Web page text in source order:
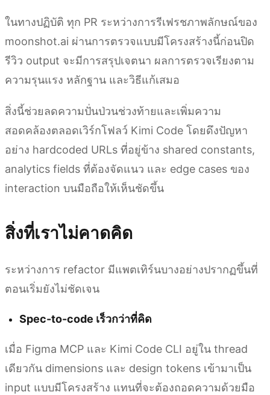
ในทางปฏิบัติ ทุก PR ระหว่างการรีเฟรชภาพลักษณ์ของ
moonshot.ai ผ่านการตรวจแบบมีโครงสร้างนี้ก่อนปิด
รีวิว output จะมีการสรุปเจตนา ผลการตรวจเรียงตาม
ความรุนแรง หลักฐาน และวิธีแก้เสมอ
สิ่งนี้ช่วยลดความปั่นป่วนช่วงท้ายและเพิ่มความ
สอดคล้องตลอดเวิร์กโฟลว์ Kimi Code โดยดึงปัญหา
อย่าง hardcoded URLs ที่อยู่ข้าง shared constants,
analytics fields ที่ต้องจัดแนว และ edge cases ของ
interaction บนมือถือให้เห็นชัดขึ้น
สิ่งที่เราไม่คาดคิด
ระหว่างการ refactor มีแพตเทิร์นบางอย่างปรากฏขึ้นที่
ตอนเริ่มยังไม่ชัดเจน
Spec-to-code เร็วกว่าที่คิด
เมื่อ Figma MCP และ Kimi Code CLI อยู่ใน thread
เดียวกัน dimensions และ design tokens เข้ามาเป็น
input แบบมีโครงสร้าง แทนที่จะต้องถอดความด้วยมือ